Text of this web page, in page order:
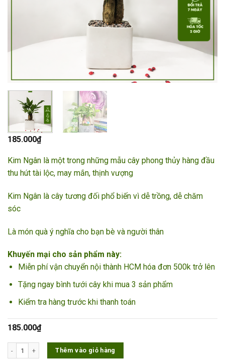
185.000₫
Kim Ngân là một trong những mẫu cây phong thủy hàng đầu
thu hút tài lộc, may mắn, thịnh vượng
Kim Ngân là cây tương đối phổ biến vì dễ trồng, dễ chăm
sóc
Là món quà ý nghĩa cho bạn bè và người thân
Khuyến mại cho sản phẩm này:
Miễn phí vận chuyển nội thành HCM hóa đơn 500k trở lên
Tặng ngay bình tưới cây khi mua 3 sản phẩm
Kiểm tra hàng trước khi thanh toán
185.000₫
Cây Kim Ngân Ba Thân số lượng
Thêm vào giỏ hàng